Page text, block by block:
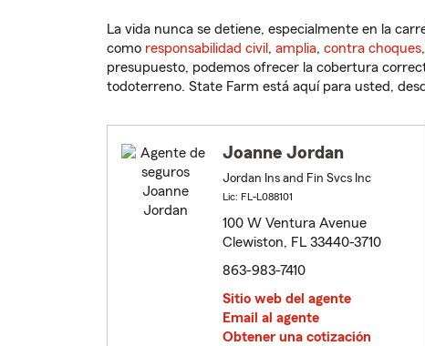
La vida nunca se detiene, especialmente en la
como responsabilidad civil , amplia, contra choques,
presupuesto, podemos ofrecer la cobertura
todoterreno. State Farm está aquí para usted,
Joanne Jordan
Jordan Ins and Fin Svcs Inc
Lic: FL-L088101
100 W Ventura Avenue
Clewiston, FL 33440-3710
863-983-7410
Sitio web del agente
Email al agente
Obtener una cotización